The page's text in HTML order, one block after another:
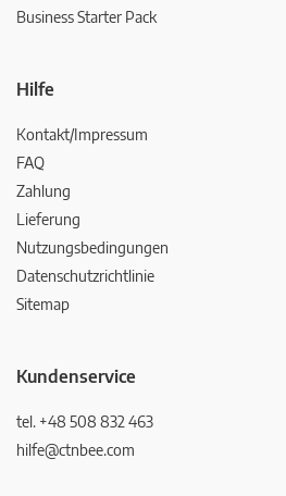
Business Starter Pack
Hilfe
Kontakt/Impressum
FAQ
Zahlung
Lieferung
Nutzungsbedingungen
Datenschutzrichtlinie
Sitemap
Kundenservice
tel. +48 508 832 463
hilfe@ctnbee.com